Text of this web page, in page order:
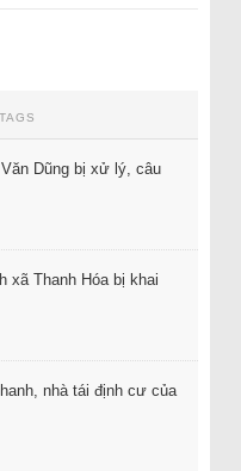
TAGS
Dũng bị xử lý, câu
xã Thanh Hóa bị khai
nhà tái định cư của